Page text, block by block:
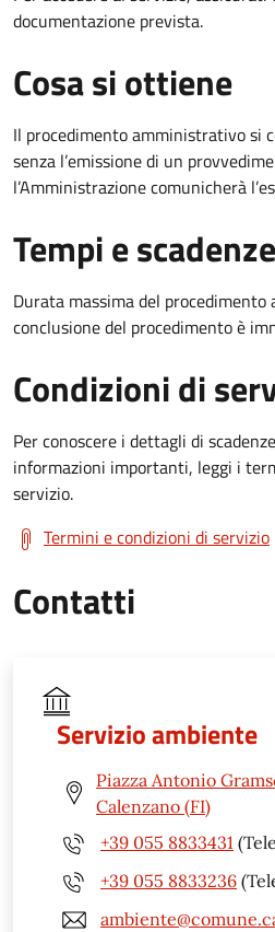
documentazione prevista.
Cosa si ottiene
Il procedimento amministrativo si
senza l’emissione di un
l’Amministrazione comunicherà
Tempi e scadenze
Durata massima del
conclusione del procedimento è
Condizioni di
Per conoscere i dettagli di
informazioni importanti, leggi i
servizio.
Termini e condizioni di servizio
Contatti
Servizio ambiente
Piazza Antonio
Calenzano (FI)
+39 055 8833431
+39 055 8833236